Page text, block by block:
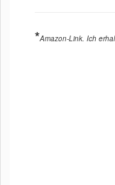
*Amazon-Link. Ich